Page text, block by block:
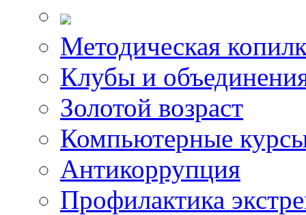
Методическая
Клубы и
Золотой возраст
Компьютерные
Антикоррупция
Профилактика